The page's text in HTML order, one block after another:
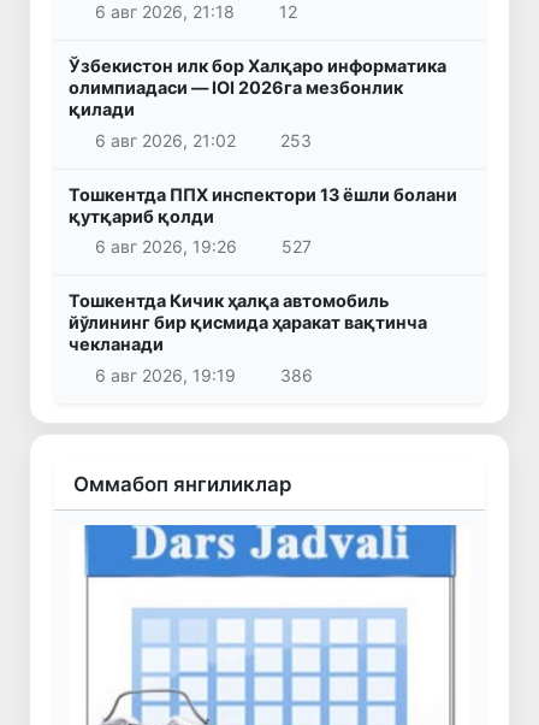
6 авг 2026, 21:18
12
Ўзбекистон илк бор Халқаро информатика
олимпиадаси — IOI 2026га мезбонлик
қилади
6 авг 2026, 21:02
253
Тошкентда ППХ инспектори 13 ёшли болани
қутқариб қолди
6 авг 2026, 19:26
527
Тошкентда Кичик ҳалқа автомобиль
йўлининг бир қисмида ҳаракат вақтинча
чекланади
6 авг 2026, 19:19
386
Оммабоп янгиликлар